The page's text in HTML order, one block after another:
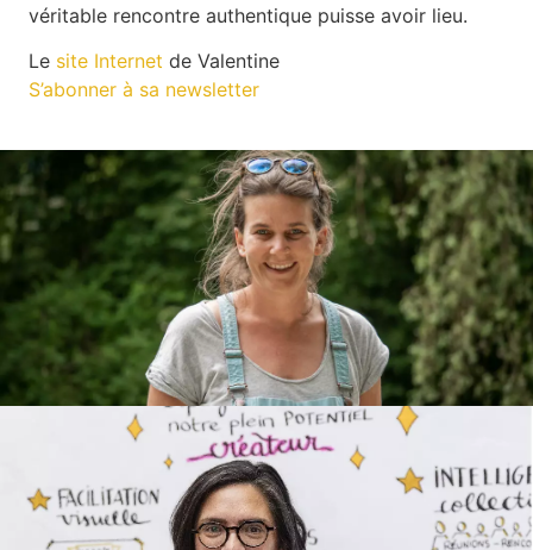
véritable rencontre authentique puisse avoir lieu.
Le site Internet de Valentine
S’abonner à sa newsletter